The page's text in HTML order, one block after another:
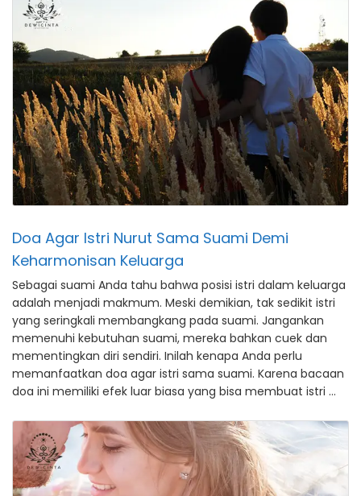
Doa Agar Istri Nurut Sama Suami Demi
Keharmonisan Keluarga
Sebagai suami Anda tahu bahwa posisi istri dalam keluarga
adalah menjadi makmum. Meski demikian, tak sedikit istri
yang seringkali membangkang pada suami. Jangankan
memenuhi kebutuhan suami, mereka bahkan cuek dan
mementingkan diri sendiri. Inilah kenapa Anda perlu
memanfaatkan doa agar istri sama suami. Karena bacaan
doa ini memiliki efek luar biasa yang bisa membuat istri …